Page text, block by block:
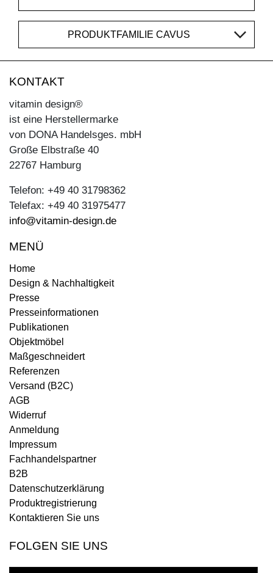
PRODUKTFAMILIE CAVUS
KONTAKT
vitamin design®
ist eine Herstellermarke
von DONA Handelsges. mbH
Große Elbstraße 40
22767 Hamburg
Telefon: +49 40 31798362
Telefax: +49 40 31975477
info@vitamin-design.de
MENÜ
Home
Design & Nachhaltigkeit
Presse
Presseinformationen
Publikationen
Objektmöbel
Maßgeschneidert
Referenzen
Versand (B2C)
AGB
Widerruf
Anmeldung
Impressum
Fachhandelspartner
B2B
Datenschutzerklärung
Produktregistrierung
Kontaktieren Sie uns
FOLGEN SIE UNS